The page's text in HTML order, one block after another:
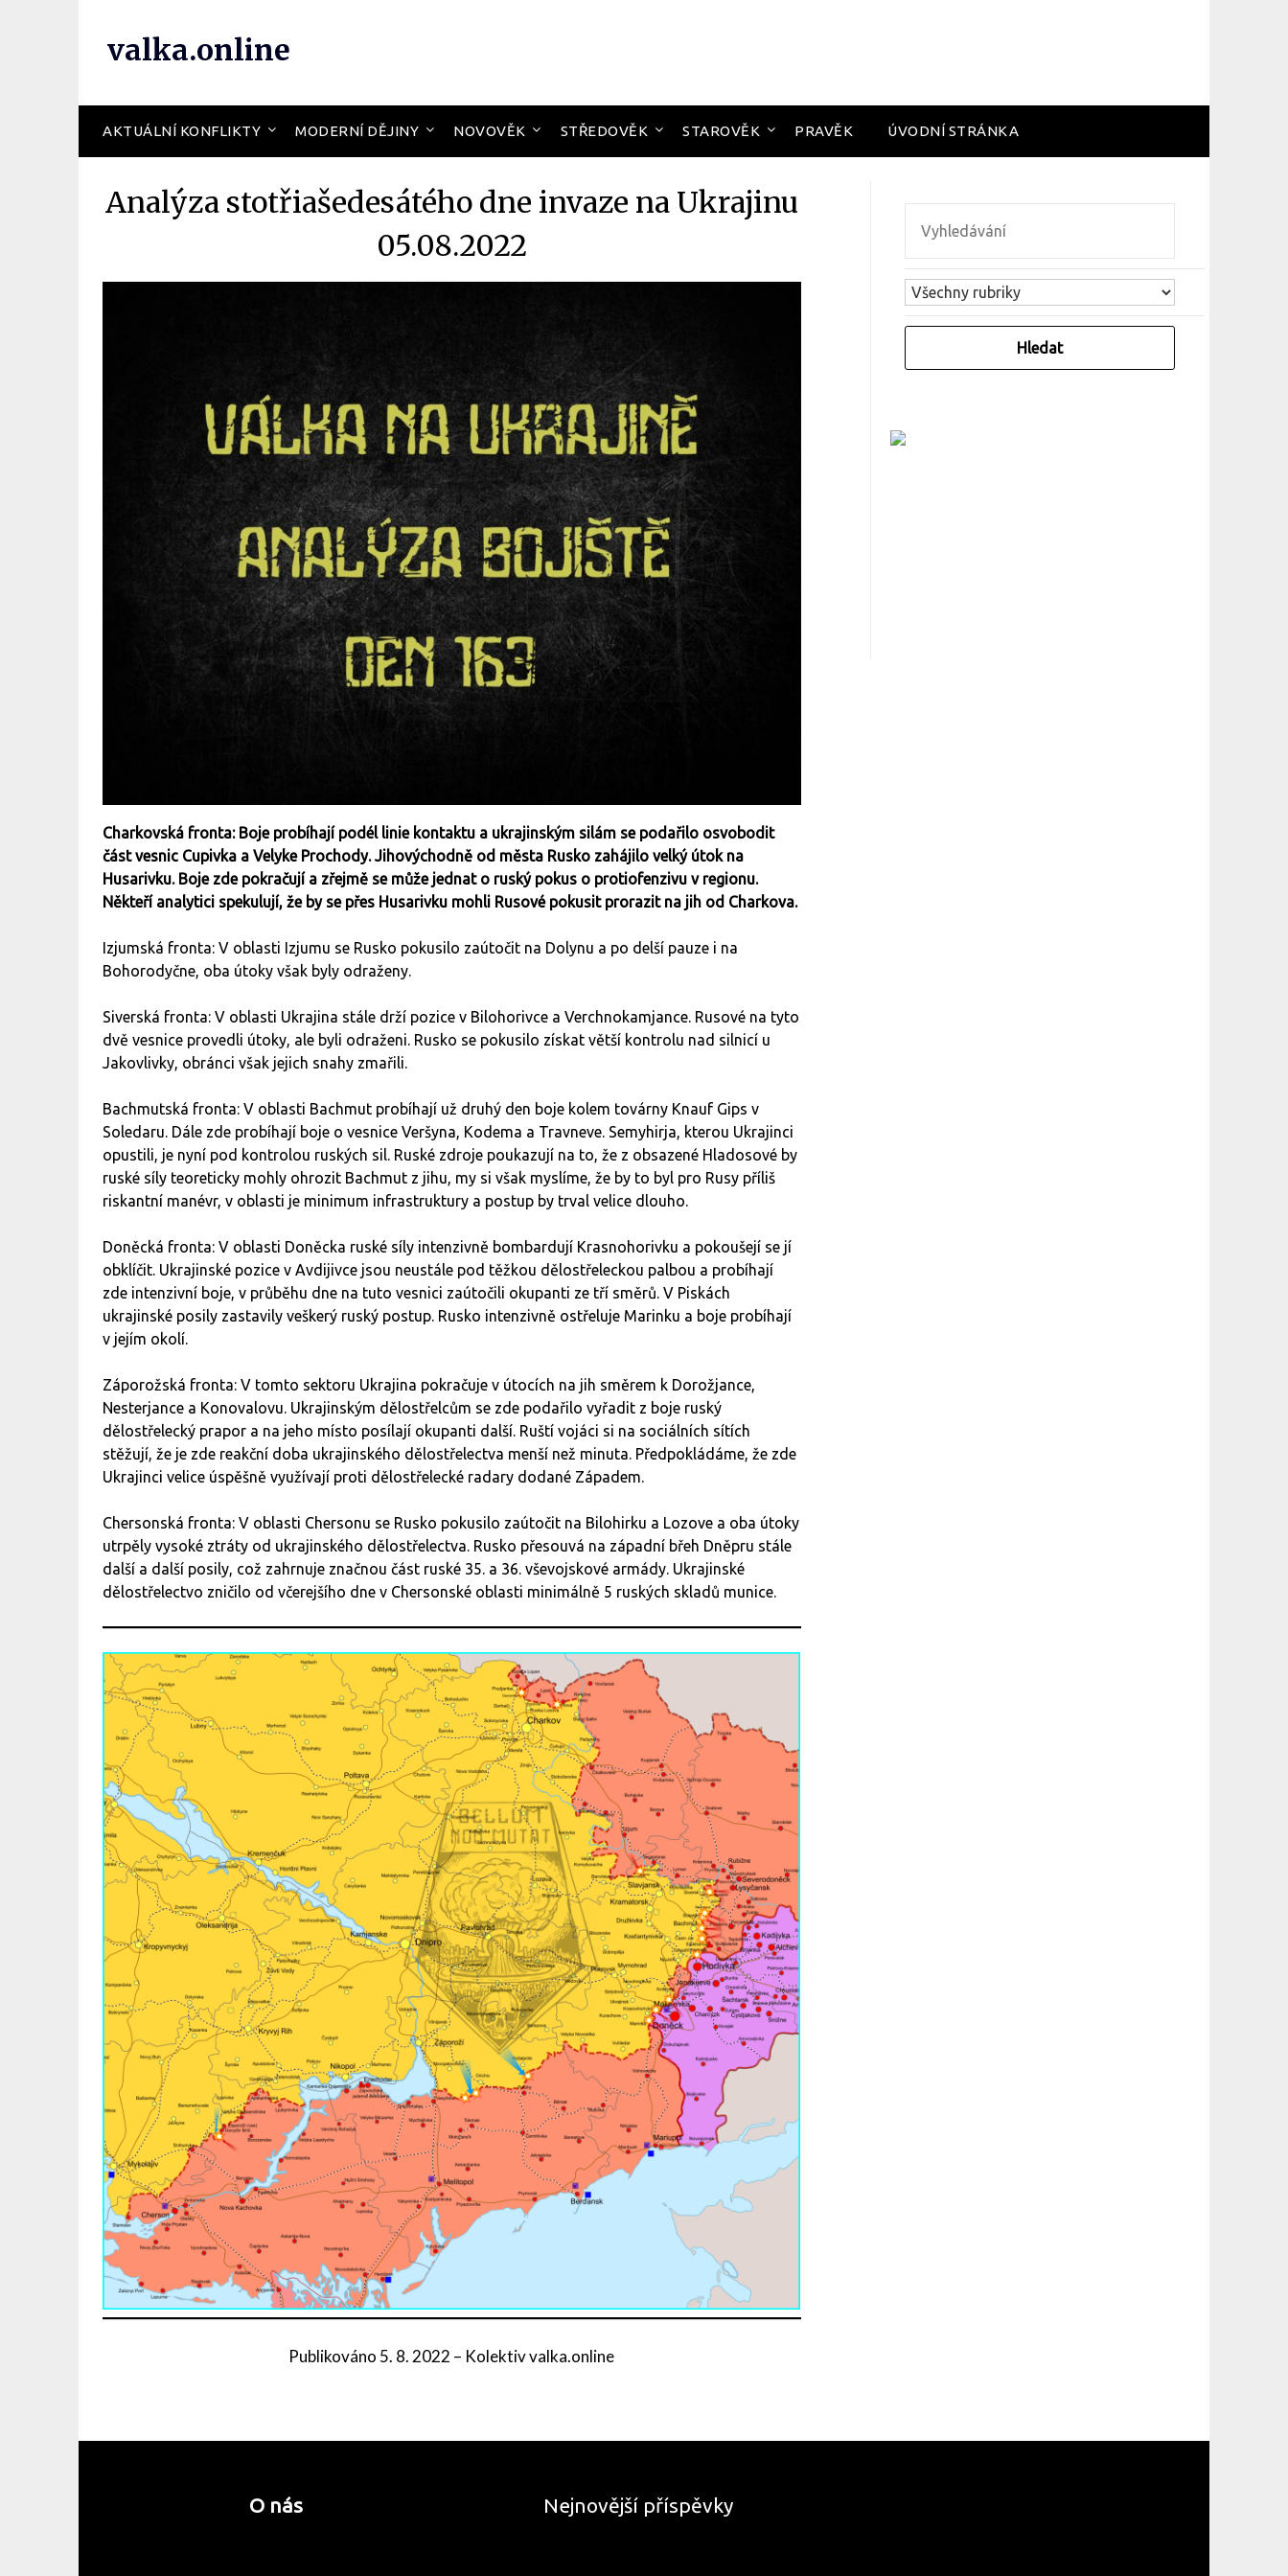
valka.online
AKTUÁLNÍ KONFLIKTY MODERNÍ DĚJINY NOVOVĚK STŘEDOVĚK STAROVĚK PRAVĚK ÚVODNÍ STRÁNKA
Analýza stotřiašedesátého dne invaze na Ukrajinu
05.08.2022
Charkovská fronta: Boje probíhají podél linie kontaktu a ukrajinským silám se podařilo osvobodit
část vesnic Cupivka a Velyke Prochody. Jihovýchodně od města Rusko zahájilo velký útok na
Husarivku. Boje zde pokračují a zřejmě se může jednat o ruský pokus o protiofenzivu v regionu.
Někteří analytici spekulují, že by se přes Husarivku mohli Rusové pokusit prorazit na jih od Charkova.
Izjumská fronta: V oblasti Izjumu se Rusko pokusilo zaútočit na Dolynu a po delší pauze i na
Bohorodyčne, oba útoky však byly odraženy.
Siverská fronta: V oblasti Ukrajina stále drží pozice v Bilohorivce a Verchnokamjance. Rusové na tyto
dvě vesnice provedli útoky, ale byli odraženi. Rusko se pokusilo získat větší kontrolu nad silnicí u
Jakovlivky, obránci však jejich snahy zmařili.
Bachmutská fronta: V oblasti Bachmut probíhají už druhý den boje kolem továrny Knauf Gips v
Soledaru. Dále zde probíhají boje o vesnice Veršyna, Kodema a Travneve. Semyhirja, kterou Ukrajinci
opustili, je nyní pod kontrolou ruských sil. Ruské zdroje poukazují na to, že z obsazené Hladosové by
ruské síly teoreticky mohly ohrozit Bachmut z jihu, my si však myslíme, že by to byl pro Rusy příliš
riskantní manévr, v oblasti je minimum infrastruktury a postup by trval velice dlouho.
Doněcká fronta: V oblasti Doněcka ruské síly intenzivně bombardují Krasnohorivku a pokoušejí se jí
obklíčit. Ukrajinské pozice v Avdijivce jsou neustále pod těžkou dělostřeleckou palbou a probíhají
zde intenzivní boje, v průběhu dne na tuto vesnici zaútočili okupanti ze tří směrů. V Piskách
ukrajinské posily zastavily veškerý ruský postup. Rusko intenzivně ostřeluje Marinku a boje probíhají
v jejím okolí.
Záporožská fronta: V tomto sektoru Ukrajina pokračuje v útocích na jih směrem k Dorožjance,
Nesterjance a Konovalovu. Ukrajinským dělostřelcům se zde podařilo vyřadit z boje ruský
dělostřelecký prapor a na jeho místo posílají okupanti další. Ruští vojáci si na sociálních sítích
stěžují, že je zde reakční doba ukrajinského dělostřelectva menší než minuta. Předpokládáme, že zde
Ukrajinci velice úspěšně využívají proti dělostřelecké radary dodané Západem.
Chersonská fronta: V oblasti Chersonu se Rusko pokusilo zaútočit na Bilohirku a Lozove a oba útoky
utrpěly vysoké ztráty od ukrajinského dělostřelectva. Rusko přesouvá na západní břeh Dněpru stále
další a další posily, což zahrnuje značnou část ruské 35. a 36. vševojskové armády. Ukrajinské
dělostřelectvo zničilo od včerejšího dne v Chersonské oblasti minimálně 5 ruských skladů munice.
Publikováno 5. 8. 2022 – Kolektiv valka.online
O nás Nejnovější příspěvky